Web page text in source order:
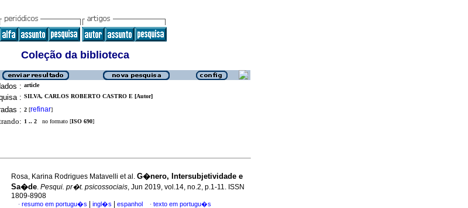
Coleção da biblioteca
: article
: SILVA, CARLOS ROBERTO CASTRO E [Autor]
: 2 [refinar]
1 .. 2 no formato [ISO 690]
Rosa, Karina Rodrigues Matavelli et al. G�nero, Intersubjetividade e
Sa�de. Pesqui. pr�t. psicossociais, Jun 2019, vol.14, no.2, p.1-11. ISSN
1809-8908
· resumo em portugu�s ingl�s espanhol · texto em portugu�s